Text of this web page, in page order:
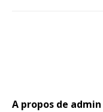
A propos de admin